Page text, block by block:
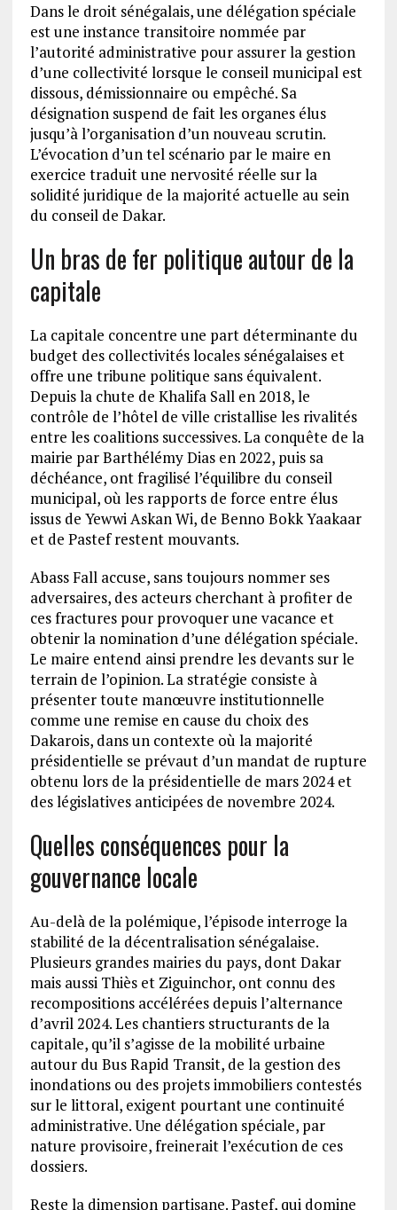
Dans le droit sénégalais, une délégation spéciale
est une instance transitoire nommée par
l’autorité administrative pour assurer la gestion
d’une collectivité lorsque le conseil municipal est
dissous, démissionnaire ou empêché. Sa
désignation suspend de fait les organes élus
jusqu’à l’organisation d’un nouveau scrutin.
L’évocation d’un tel scénario par le maire en
exercice traduit une nervosité réelle sur la
solidité juridique de la majorité actuelle au sein
du conseil de Dakar.
Un bras de fer politique autour de la
capitale
La capitale concentre une part déterminante du
budget des collectivités locales sénégalaises et
offre une tribune politique sans équivalent.
Depuis la chute de Khalifa Sall en 2018, le
contrôle de l’hôtel de ville cristallise les rivalités
entre les coalitions successives. La conquête de la
mairie par Barthélémy Dias en 2022, puis sa
déchéance, ont fragilisé l’équilibre du conseil
municipal, où les rapports de force entre élus
issus de Yewwi Askan Wi, de Benno Bokk Yaakaar
et de Pastef restent mouvants.
Abass Fall accuse, sans toujours nommer ses
adversaires, des acteurs cherchant à profiter de
ces fractures pour provoquer une vacance et
obtenir la nomination d’une délégation spéciale.
Le maire entend ainsi prendre les devants sur le
terrain de l’opinion. La stratégie consiste à
présenter toute manœuvre institutionnelle
comme une remise en cause du choix des
Dakarois, dans un contexte où la majorité
présidentielle se prévaut d’un mandat de rupture
obtenu lors de la présidentielle de mars 2024 et
des législatives anticipées de novembre 2024.
Quelles conséquences pour la
gouvernance locale
Au-delà de la polémique, l’épisode interroge la
stabilité de la décentralisation sénégalaise.
Plusieurs grandes mairies du pays, dont Dakar
mais aussi Thiès et Ziguinchor, ont connu des
recompositions accélérées depuis l’alternance
d’avril 2024. Les chantiers structurants de la
capitale, qu’il s’agisse de la mobilité urbaine
autour du Bus Rapid Transit, de la gestion des
inondations ou des projets immobiliers contestés
sur le littoral, exigent pourtant une continuité
administrative. Une délégation spéciale, par
nature provisoire, freinerait l’exécution de ces
dossiers.
Reste la dimension partisane. Pastef, qui domine